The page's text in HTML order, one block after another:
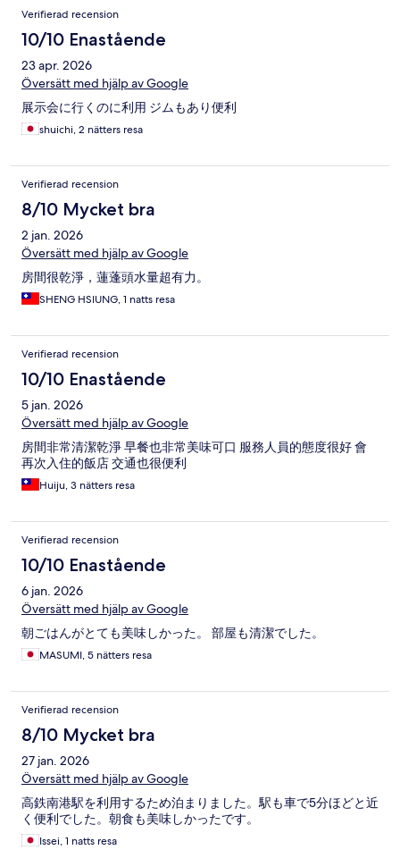
Verifierad recension
10/10 Enastående
23 apr. 2026
Översätt med hjälp av Google
展示会に行くのに利用 ジムもあり便利
shuichi, 2 nätters resa
Verifierad recension
8/10 Mycket bra
2 jan. 2026
Översätt med hjälp av Google
房間很乾淨，蓮蓬頭水量超有力。
SHENG HSIUNG, 1 natts resa
Verifierad recension
10/10 Enastående
5 jan. 2026
Översätt med hjälp av Google
房間非常清潔乾淨 早餐也非常美味可口 服務人員的態度很好 會
再次入住的飯店 交通也很便利
Huiju, 3 nätters resa
Verifierad recension
10/10 Enastående
6 jan. 2026
Översätt med hjälp av Google
朝ごはんがとても美味しかった。 部屋も清潔でした。
MASUMI, 5 nätters resa
Verifierad recension
8/10 Mycket bra
27 jan. 2026
Översätt med hjälp av Google
高鉄南港駅を利用するため泊まりました。駅も車で5分ほどと近
く便利でした。朝食も美味しかったです。
Issei, 1 natts resa